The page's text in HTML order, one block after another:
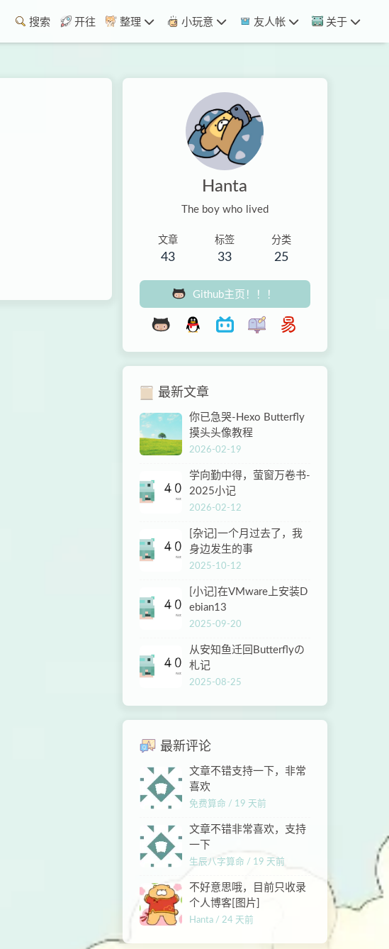
搜索 开往 整理 小玩意 友人帐 关于
Hanta
The boy who lived
文章
43
标签
33
分类
25
Github主页！！！
最新文章
你已急哭-Hexo Butterfly
摸头头像教程
2026-02-19
学向勤中得，萤窗万卷书-
2025小记
2026-02-12
[杂记]一个月过去了，我
身边发生的事
2025-10-12
[小记]在VMware上安装D
ebian13
2025-09-20
从安知鱼迁回Butterflyの
札记
2025-08-25
最新评论
文章不错支持一下，非常
喜欢
免费算命 / 19 天前
文章不错非常喜欢，支持
一下
生辰八字算命 / 19 天前
不好意思哦，目前只收录
个人博客[图片]
Hanta / 24 天前